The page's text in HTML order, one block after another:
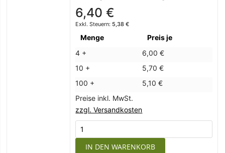
6,40 €
5,38 €
Menge
Preis je
4 +
6,00 €
10 +
5,70 €
100 +
5,10 €
Preise inkl. MwSt.
zzgl. Versandkosten
IN DEN WARENKORB